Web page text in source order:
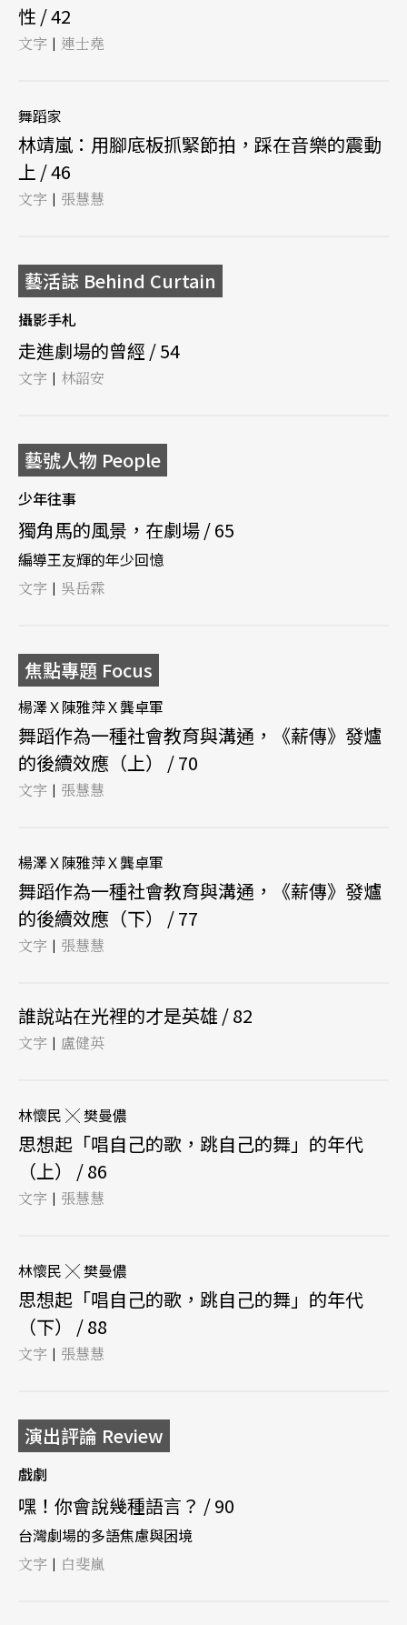
性 / 42
文字 | 連士堯
舞蹈家
林靖嵐：用腳底板抓緊節拍，踩在音樂的震動
上 / 46
文字 | 張慧慧
藝活誌 Behind Curtain
攝影手札
走進劇場的曾經 / 54
文字 | 林韶安
藝號人物 People
少年往事
獨角馬的風景，在劇場 / 65
編導王友輝的年少回憶
文字 | 吳岳霖
焦點專題 Focus
楊澤Ｘ陳雅萍Ｘ龔卓軍
舞蹈作為一種社會教育與溝通，《薪傳》發爐
的後續效應（上） / 70
文字 | 張慧慧
楊澤Ｘ陳雅萍Ｘ龔卓軍
舞蹈作為一種社會教育與溝通，《薪傳》發爐
的後續效應（下） / 77
文字 | 張慧慧
誰說站在光裡的才是英雄 / 82
文字 | 盧健英
林懷民 ╳ 樊曼儂
思想起「唱自己的歌，跳自己的舞」的年代
（上） / 86
文字 | 張慧慧
林懷民 ╳ 樊曼儂
思想起「唱自己的歌，跳自己的舞」的年代
（下） / 88
文字 | 張慧慧
演出評論 Review
戲劇
嘿！你會說幾種語言？ / 90
台灣劇場的多語焦慮與困境
文字 | 白斐嵐